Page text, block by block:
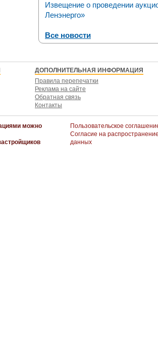
Извещение о проведении
Ленэнерго»
Все новости
ДОПОЛНИТЕЛЬНАЯ ИНФОРМАЦИЯ
Правила перепечатки
Реклама на сайте
Обратная связь
Контакты
можно
Пользовательское
Согласие на
данных